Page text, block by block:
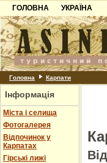
ГОЛОВНА
УКРАЇНА
Карпати
Азов
Шацьк
Головна Карпати
Інформація
Міста і селища
Фотогалерея
Відпочинок у
Карпатах
Гірські лижі